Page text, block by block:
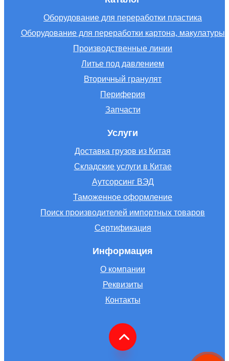
Оборудование для переработки пластика
Оборудование для переработки картона, макулатуры
Производственные линии
Литье под давлением
Вторичный гранулят
Периферия
Запчасти
Услуги
Доставка грузов из Китая
Складские услуги в Китае
Аутсорсинг ВЭД
Таможенное оформление
Поиск производителей импортных товаров
Сертификация
Информация
О компании
Реквизиты
Контакты